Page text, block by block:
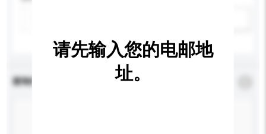
查询内容
请先输入您的电邮地
址。